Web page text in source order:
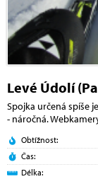
Levé Údolí
Spojka určená spíše
- náročná.
Obtížnost:
Čas:
Délka: